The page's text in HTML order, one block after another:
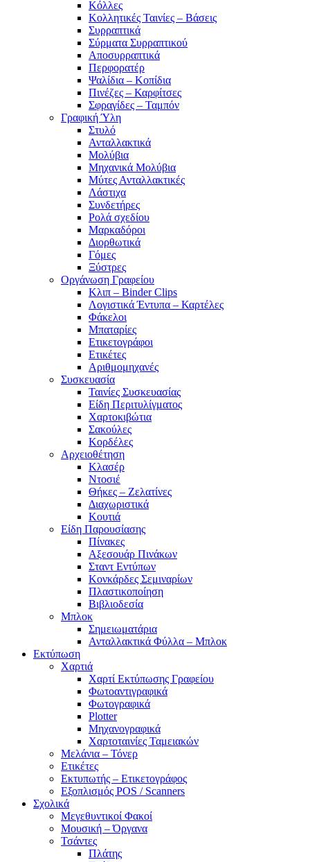
Κόλλες
Κολλητικές Ταινίες – Βάσεις
Συρραπτικά
Σύρματα Συρραπτικού
Αποσυρραπτικά
Περφορατέρ
Ψαλίδια – Κοπίδια
Πινέζες – Καρφίτσες
Σφραγίδες – Ταμπόν
Γραφική Ύλη
Στυλό
Ανταλλακτικά
Μολύβια
Μηχανικά Μολύβια
Μύτες Ανταλλακτικές
Λάστιχα
Συνδετήρες
Ρολά σχεδίου
Μαρκαδόροι
Διορθωτικά
Γόμες
Ξύστρες
Οργάνωση Γραφείου
Κλιπ – Binder Clips
Λογιστικά Έντυπα – Καρτέλες
Φάκελοι
Μπαταρίες
Ετικετογράφοι
Ετικέτες
Αριθμομηχανές
Συσκευασία
Ταινίες Συσκευασίας
Είδη Περιτυλίγματος
Χαρτοκιβώτια
Σακούλες
Κορδέλες
Αρχειοθέτηση
Κλασέρ
Ντοσιέ
Θήκες – Ζελατίνες
Διαχωριστικά
Κουτιά
Είδη Παρουσίασης
Πίνακες
Αξεσουάρ Πινάκων
Σταντ Εντύπων
Κονκάρδες Σεμιναρίων
Πλαστικοποίηση
Βιβλιοδεσία
Μπλοκ
Σημειωματάρια
Ανταλλακτικά Φύλλα – Μπλοκ
Εκτύπωση
Χαρτιά
Χαρτί Εκτύπωσης Γραφείου
Φωτοαντιγραφικά
Φωτογραφικά
Plotter
Μηχανογραφικά
Χαρτοταινίες Ταμειακών
Μελάνια – Τόνερ
Ετικέτες
Εκτυπωτής – Ετικετογράφος
Εξοπλισμός POS / Scanners
Σχολικά
Μεγεθυντικοί Φακοί
Μουσική – Όργανα
Τσάντες
Πλάτης